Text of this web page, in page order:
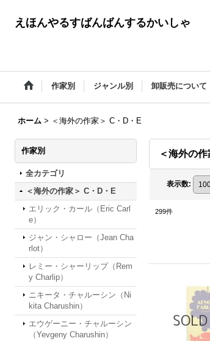
えほんやるすばんばんするかいしゃ
作家別 ジャンル別 卸販売について
ホーム > ＜海外の作家＞ C・D・E
作家別
全カテゴリ
＜海外の作家＞ C・D・E
エリック・カール（Eric Carl
e）
ジャン・シャロー（Jean Cha
rlot）
レミー・シャーリップ（Rem
y Charlip）
ニキータ・チャルーシン（Ni
kita Charushin）
エウゲーニー・チャルーシン
（Yevgeny Charushin）
＜海外の
表示数:
299件